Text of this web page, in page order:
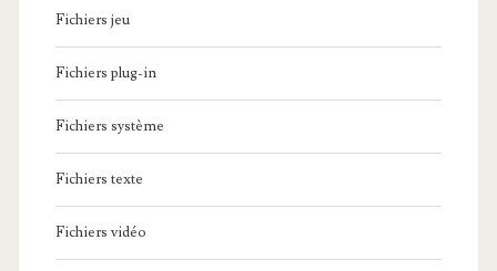
Fichiers jeu
Fichiers plug-in
Fichiers système
Fichiers texte
Fichiers vidéo